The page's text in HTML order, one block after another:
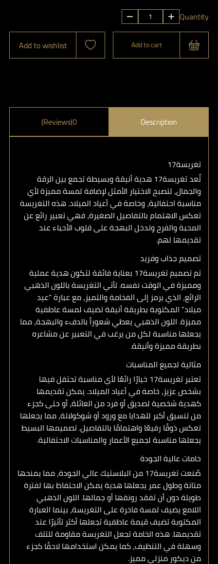
Quantity
quantity
Add to cart
Add to wishlist
Description
Reviews(0)
تغريسة17
تُعدتغريسة17
هدية أنيقة وبسيطة تجمع بين الرقة
والجمال، لتصبح الاختيار الأمثل لإضافة لمسة مميزة لأي
مناسبة احتفالية، وخاصة في أعياد الميلاد. هذه التغريسة
تعكس الاهتمام بالتفاصيل الصغيرة، فهي تعبير رائع عن
المحبة والفرح وتدخل البهجة على قلوب الأحباء عند
تقديمها لهم.
تصميم جذاب وفريد
تم تصميمتغريسة17
بعناية فائقة لتكون هدية عملية
ومميزة في الوقت نفسه. تأتي التغريسة باللون الذهبي
الرائع، الذي يرمز إلى الفخامة والتميز، مع عبارة “عيد
ميلاد” المكتوبة بطريقة أنيقة تضيف لمسة عاطفية
مميزة. اللون الذهبي يعطي شعوراً بالدفء والبهجة، مما
يجعلها مناسبة لكل من يرغب في التعبير عن مشاعره
بطريقة مميزة وأنيقة.
مثالية لجميع المناسبات
تعتبرتغريسة17
خيارًا رائعًا لأي مناسبة تحتفل فيها
بشخص عزيز، خاصة في أعياد الميلاد. يمكن تقديمها
كهدية شخصية لصديق أو فرد من العائلة، أو حتى كجزء
من تنسيق أكبر للهدايا مع ورود أو شوكولاتة، مما يجعلها
تعكس ذوقًا رفيعًا واهتمامًا بالتفاصيل. تصميمها البسيط
يجعلها مناسبة لجميع الأعمار والمناسبات الاحتفالية.
خامات عالية الجودة
صُنعتتغريسة17
من البلاستيك عالي الجودة، مما يمنحها
متانة وطول عمر يجعلها هدية يمكن الاحتفاظ بها لفترة
طويلة دون أن تفقد رونقها أو جمالها. اللون الذهبي
اللامع يضيف لمسة فاخرة على التغريسة، بينما العبارة
المكتوبة تضيف قيمة عاطفية تجعلها أكثر تأثيرًا عند
تقديمها. هذه الخامة تجعل التغريسة مقاومة للتلف
وسهلة في التنظيف، كما يمكن استخدامها لاحقًا كجزء
من ديكور منزلي مميز.